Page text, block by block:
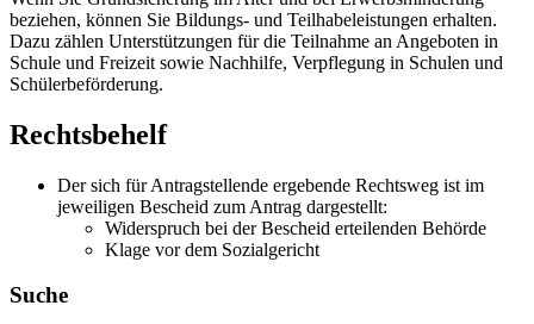
beziehen, können Sie Bildungs- und Teilhabeleistungen erhalten.
Dazu zählen Unterstützungen für die Teilnahme an Angeboten in
Schule und Freizeit sowie Nachhilfe, Verpflegung in Schulen und
Schülerbeförderung.
Rechtsbehelf
Der sich für Antragstellende ergebende Rechtsweg ist im
jeweiligen Bescheid zum Antrag dargestellt:
Widerspruch bei der Bescheid erteilenden Behörde
Klage vor dem Sozialgericht
Suche